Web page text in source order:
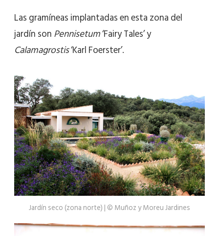
Las gramíneas implantadas en esta zona del
jardín sonPennisetum‘Fairy Tales’ y
Calamagrostis‘Karl Foerster’.
Jardín seco (zona norte) | © Muñoz y Moreu Jardines